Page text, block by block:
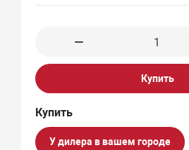
Купить
У дилера в вашем городе